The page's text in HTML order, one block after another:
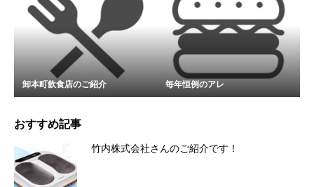
卸本町飲食店のご紹介 毎年恒例のアレ
おすすめ記事
竹内株式会社さんのご紹介です！